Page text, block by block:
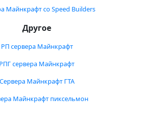
Майнкрафт со Speed Builders
Другое
РП сервера Майнкрафт
РПГ сервера Майнкрафт
Сервера Майнкрафт ГТА
Майнкрафт пиксельмон